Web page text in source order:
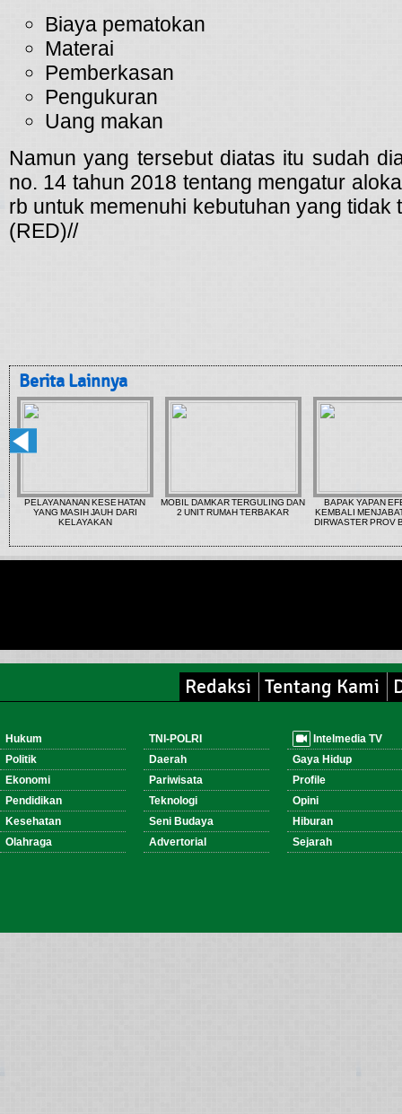
Biaya pematokan
Materai
Pemberkasan
Pengukuran
Uang makan
Namun yang tersebut diatas itu sudah
no. 14 tahun 2018 tentang mengatur
rb untuk memenuhi kebutuhan yang tidak
(RED)//
Berita Lainnya
PELAYANANAN KESEHATAN
YANG MASIH JAUH DARI
KELAYAKAN
MOBIL DAMKAR TERGULING DAN
2 UNIT RUMAH TERBAKAR
BAPAK YAPAN
KEMBALI
DIRWASTER PROV
Redaksi Tentang Kami
Hukum
Politik
Ekonomi
Pendidikan
Kesehatan
Olahraga
TNI-POLRI
Daerah
Pariwisata
Teknologi
Seni Budaya
Advertorial
Intelmedia TV
Gaya Hidup
Profile
Opini
Hiburan
Sejarah